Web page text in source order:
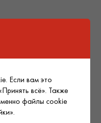
Если вам это
всё». Также
файлы cookie